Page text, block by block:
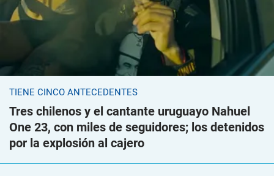
TIENE CINCO ANTECEDENTES
Tres chilenos y el cantante uruguayo Nahuel
One 23, con miles de seguidores; los detenidos
por la explosión al cajero